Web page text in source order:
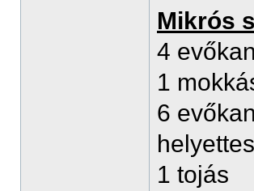
Mikrós
4
1
6
1 tojás